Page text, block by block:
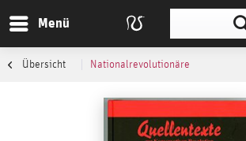
Menü
Übersicht Nationalrevolutionäre